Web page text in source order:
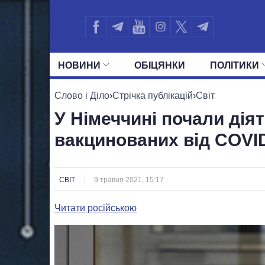
НОВИНИ ОБIЦЯНКИ ПОЛIТИКИ
УСІ ПОЛІТИКИ ПРЕЗИДЕНТ І ОФІС
Слово і Діло›Стрічка публікацій›Світ
У Німеччині почали
вакцинованих від
СВІТ 9 травня 2021, 15:17
Читати російською